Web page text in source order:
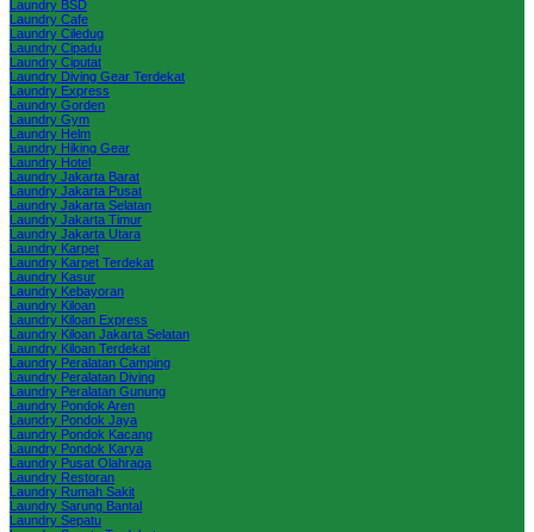
Laundry BSD
Laundry Cafe
Laundry Ciledug
Laundry Cipadu
Laundry Ciputat
Laundry Diving Gear Terdekat
Laundry Express
Laundry Gorden
Laundry Gym
Laundry Helm
Laundry Hiking Gear
Laundry Hotel
Laundry Jakarta Barat
Laundry Jakarta Pusat
Laundry Jakarta Selatan
Laundry Jakarta Timur
Laundry Jakarta Utara
Laundry Karpet
Laundry Karpet Terdekat
Laundry Kasur
Laundry Kebayoran
Laundry Kiloan
Laundry Kiloan Express
Laundry Kiloan Jakarta Selatan
Laundry Kiloan Terdekat
Laundry Peralatan Camping
Laundry Peralatan Diving
Laundry Peralatan Gunung
Laundry Pondok Aren
Laundry Pondok Jaya
Laundry Pondok Kacang
Laundry Pondok Karya
Laundry Pusat Olahraga
Laundry Restoran
Laundry Rumah Sakit
Laundry Sarung Bantal
Laundry Sepatu